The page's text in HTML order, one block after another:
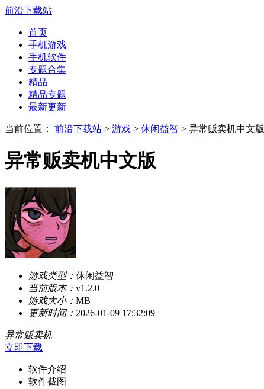
前沿下载站
首页
手机游戏
手机软件
专题合集
精品
精品专题
最新更新
当前位置： 前沿下载站 > 游戏 > 休闲益智 > 异常贩卖机中文版
异常贩卖机中文版
游戏类型： 休闲益智
当前版本： v1.2.0
游戏大小： MB
更新时间： 2026-01-09 17:32:09
异常贩卖机
立即下载
软件介绍
软件截图